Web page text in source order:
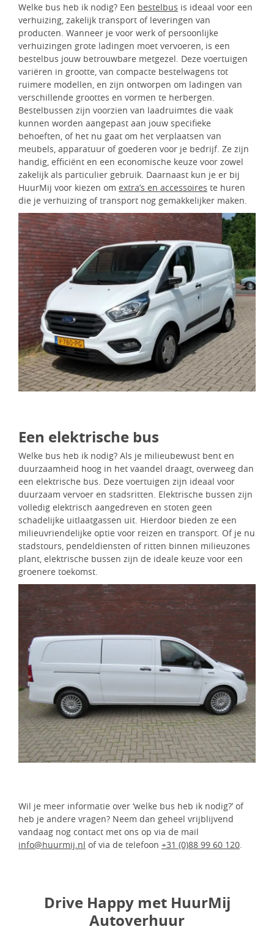
Welke bus heb ik nodig? Een bestelbus is ideaal voor een
verhuizing, zakelijk transport of leveringen van
producten. Wanneer je voor werk of persoonlijke
verhuizingen grote ladingen moet vervoeren, is een
bestelbus jouw betrouwbare metgezel. Deze voertuigen
variëren in grootte, van compacte bestelwagens tot
ruimere modellen, en zijn ontworpen om ladingen van
verschillende groottes en vormen te herbergen.
Bestelbussen zijn voorzien van laadruimtes die vaak
kunnen worden aangepast aan jouw specifieke
behoeften, of het nu gaat om het verplaatsen van
meubels, apparatuur of goederen voor je bedrijf. Ze zijn
handig, efficiënt en een economische keuze voor zowel
zakelijk als particulier gebruik. Daarnaast kun je er bij
HuurMij voor kiezen om extra’s en accessoires te huren
die je verhuizing of transport nog gemakkelijker maken.
Een elektrische bus
Welke bus heb ik nodig? Als je milieubewust bent en
duurzaamheid hoog in het vaandel draagt, overweeg dan
een elektrische bus. Deze voertuigen zijn ideaal voor
duurzaam vervoer en stadsritten. Elektrische bussen zijn
volledig elektrisch aangedreven en stoten geen
schadelijke uitlaatgassen uit. Hierdoor bieden ze een
milieuvriendelijke optie voor reizen en transport. Of je nu
stadstours, pendeldiensten of ritten binnen milieuzones
plant, elektrische bussen zijn de ideale keuze voor een
groenere toekomst.
Wil je meer informatie over ‘welke bus heb ik nodig?’ of
heb je andere vragen? Neem dan geheel vrijblijvend
vandaag nog contact met ons op via de mail
info@huurmij.nl of via de telefoon +31 (0)88 99 60 120
Drive Happy met HuurMij
Autoverhuur